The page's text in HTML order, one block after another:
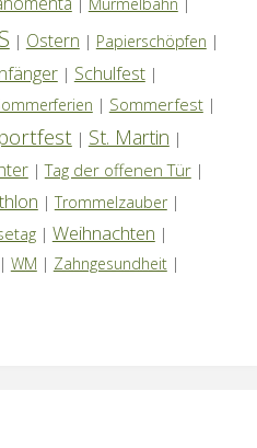
| Ostern | Papierschöpfen |
| Schulfest|
| Sommerfest|
| St. Martin |
|Tag der offenen Tür|
| Trommelzauber|
| Weihnachten |
WM | Zahngesundheit|